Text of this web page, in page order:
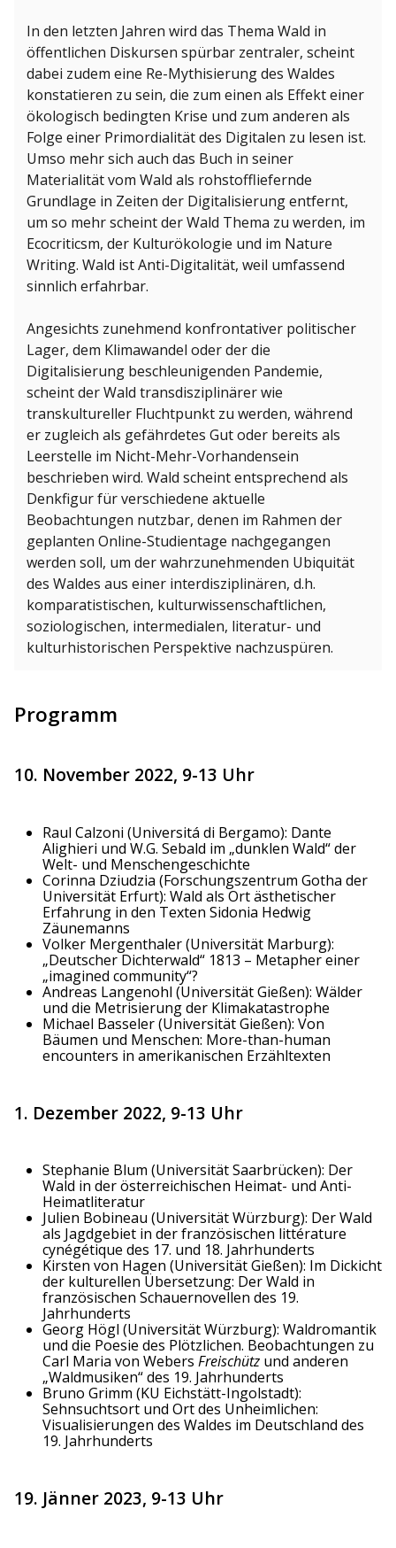
In den letzten Jahren wird das Thema Wald in
öffentlichen Diskursen spürbar zentraler, scheint
dabei zudem eine Re-Mythisierung des Waldes
konstatieren zu sein, die zum einen als Effekt einer
ökologisch bedingten Krise und zum anderen als
Folge einer Primordialität des Digitalen zu lesen ist.
Umso mehr sich auch das Buch in seiner
Materialität vom Wald als rohstoffliefernde
Grundlage in Zeiten der Digitalisierung entfernt,
um so mehr scheint der Wald Thema zu werden, im
Ecocriticsm, der Kulturökologie und im Nature
Writing. Wald ist Anti-Digitalität, weil umfassend
sinnlich erfahrbar.
Angesichts zunehmend konfrontativer politischer
Lager, dem Klimawandel oder der die
Digitalisierung beschleunigenden Pandemie,
scheint der Wald transdisziplinärer wie
transkultureller Fluchtpunkt zu werden, während
er zugleich als gefährdetes Gut oder bereits als
Leerstelle im Nicht-Mehr-Vorhandensein
beschrieben wird. Wald scheint entsprechend als
Denkfigur für verschiedene aktuelle
Beobachtungen nutzbar, denen im Rahmen der
geplanten Online-Studientage nachgegangen
werden soll, um der wahrzunehmenden Ubiquität
des Waldes aus einer interdisziplinären, d.h.
komparatistischen, kulturwissenschaftlichen,
soziologischen, intermedialen, literatur- und
kulturhistorischen Perspektive nachzuspüren.
Programm
10. November 2022, 9-13 Uhr
Raul Calzoni (Universitá di Bergamo): Dante
Alighieri und W.G. Sebald im „dunklen Wald“ der
Welt- und Menschengeschichte
Corinna Dziudzia (Forschungszentrum Gotha der
Universität Erfurt): Wald als Ort ästhetischer
Erfahrung in den Texten Sidonia Hedwig
Zäunemanns
Volker Mergenthaler (Universität Marburg):
„Deutscher Dichterwald“ 1813 – Metapher einer
„imagined community“?
Andreas Langenohl (Universität Gießen): Wälder
und die Metrisierung der Klimakatastrophe
Michael Basseler (Universität Gießen): Von
Bäumen und Menschen: More-than-human
encounters in amerikanischen Erzähltexten
1. Dezember 2022, 9-13 Uhr
Stephanie Blum (Universität Saarbrücken): Der
Wald in der österreichischen Heimat- und Anti-
Heimatliteratur
Julien Bobineau (Universität Würzburg): Der Wald
als Jagdgebiet in der französischen littérature
cynégétique des 17. und 18. Jahrhunderts
Kirsten von Hagen (Universität Gießen): Im Dickicht
der kulturellen Übersetzung: Der Wald in
französischen Schauernovellen des 19.
Jahrhunderts
Georg Högl (Universität Würzburg): Waldromantik
und die Poesie des Plötzlichen. Beobachtungen zu
Carl Maria von Webers Freischütz und anderen
„Waldmusiken“ des 19. Jahrhunderts
Bruno Grimm (KU Eichstätt-Ingolstadt):
Sehnsuchtsort und Ort des Unheimlichen:
Visualisierungen des Waldes im Deutschland des
19. Jahrhunderts
19. Jänner 2023, 9-13 Uhr